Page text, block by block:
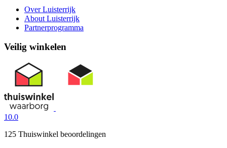
Over Luisterrijk
About Luisterrijk
Partnerprogramma
Veilig winkelen
10.0
125 Thuiswinkel beoordelingen